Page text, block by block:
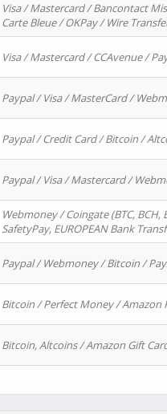
Visa / Mastercard / Bancontact
Carte Bleue / OKPay / Wire
Visa / Mastercard / CCAvenue /
Paypal / Visa / MasterCard /
Paypal / Credit Card / Bitcoin /
Paypal / Visa / Mastercard /
Webmoney / Coingate (BTC, BCH,
SafetyPay, EUROPEAN Bank
Paypal / Webmoney / Bitcoin /
Bitcoin / Perfect Money / Amazon
Bitcoin, Altcoins / Amazon Gift